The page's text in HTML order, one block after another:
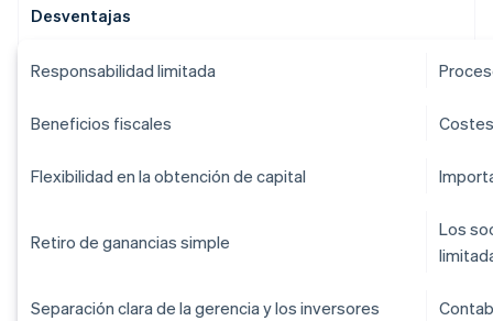
Desventajas
Responsabilidad limitada
Beneficios fiscales
Flexibilidad en la obtención de capital
Retiro de ganancias simple
Los
Separación clara de la gerencia y los inversores